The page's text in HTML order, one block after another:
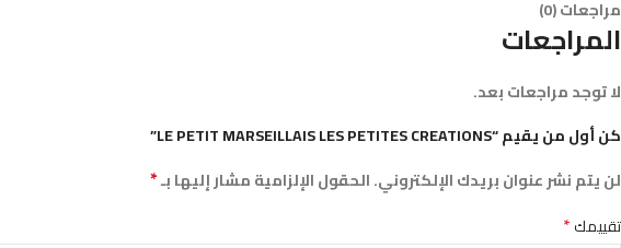
مراجعات (0)
المراجعات
لا توجد مراجعات بعد.
كن أول من يقيم “LE PETIT MARSEILLAIS LES PETITES CREATIONS”
لن يتم نشر عنوان بريدك الإلكتروني.الحقول الإلزامية مشار إليها بـ*
تقييمك*